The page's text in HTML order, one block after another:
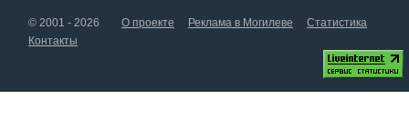
© 2001 - 2026 О проекте Реклама в Могилеве
Статистика
Контакты